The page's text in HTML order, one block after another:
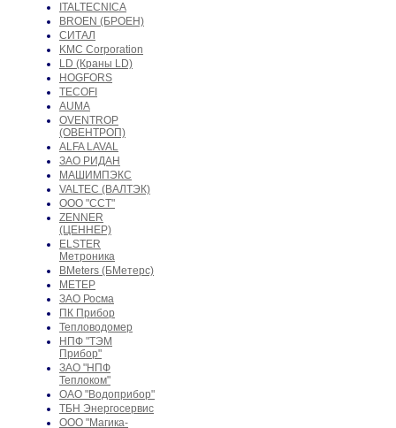
ITALTECNICA
BROEN (БРОЕН)
СИТАЛ
KMC Corporation
LD (Краны LD)
HOGFORS
TECOFI
AUMA
OVENTROP
(ОВЕНТРОП)
ALFA LAVAL
ЗАО РИДАН
МАШИМПЭКС
VALTEC (ВАЛТЭК)
ООО "ССТ"
ZENNER
(ЦЕННЕР)
ELSTER
Метроника
BMeters (БМетерс)
МЕТЕР
ЗАО Росма
ПК Прибор
Тепловодомер
НПФ "ТЭМ
Прибор"
ЗАО "НПФ
Теплоком"
ОАО "Водоприбор"
ТБН Энергосервис
ООО "Магика-